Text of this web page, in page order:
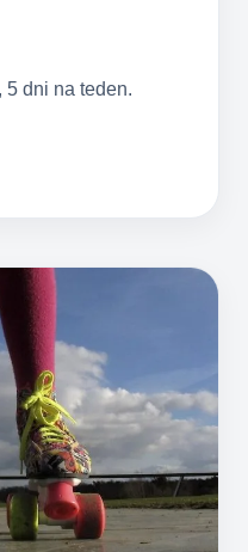
5 dni na teden.